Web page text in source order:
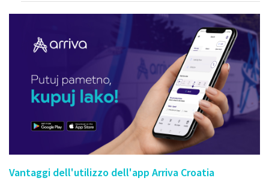
Vantaggi dell'utilizzo dell'app Arriva Croatia